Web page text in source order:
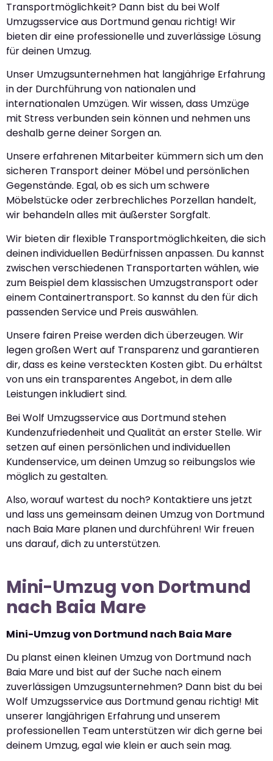
Transportmöglichkeit? Dann bist du bei Wolf
Umzugsservice aus Dortmund genau richtig! Wir
bieten dir eine professionelle und zuverlässige Lösung
für deinen Umzug.
Unser Umzugsunternehmen hat langjährige Erfahrung
in der Durchführung von nationalen und
internationalen Umzügen. Wir wissen, dass Umzüge
mit Stress verbunden sein können und nehmen uns
deshalb gerne deiner Sorgen an.
Unsere erfahrenen Mitarbeiter kümmern sich um den
sicheren Transport deiner Möbel und persönlichen
Gegenstände. Egal, ob es sich um schwere
Möbelstücke oder zerbrechliches Porzellan handelt,
wir behandeln alles mit äußerster Sorgfalt.
Wir bieten dir flexible Transportmöglichkeiten, die sich
deinen individuellen Bedürfnissen anpassen. Du kannst
zwischen verschiedenen Transportarten wählen, wie
zum Beispiel dem klassischen Umzugstransport oder
einem Containertransport. So kannst du den für dich
passenden Service und Preis auswählen.
Unsere fairen Preise werden dich überzeugen. Wir
legen großen Wert auf Transparenz und garantieren
dir, dass es keine versteckten Kosten gibt. Du erhältst
von uns ein transparentes Angebot, in dem alle
Leistungen inkludiert sind.
Bei Wolf Umzugsservice aus Dortmund stehen
Kundenzufriedenheit und Qualität an erster Stelle. Wir
setzen auf einen persönlichen und individuellen
Kundenservice, um deinen Umzug so reibungslos wie
möglich zu gestalten.
Also, worauf wartest du noch? Kontaktiere uns jetzt
und lass uns gemeinsam deinen Umzug von Dortmund
nach Baia Mare planen und durchführen! Wir freuen
uns darauf, dich zu unterstützen.
Mini-Umzug von Dortmund
nach Baia Mare
Mini-Umzug von Dortmund nach Baia Mare
Du planst einen kleinen Umzug von Dortmund nach
Baia Mare und bist auf der Suche nach einem
zuverlässigen Umzugsunternehmen? Dann bist du bei
Wolf Umzugsservice aus Dortmund genau richtig! Mit
unserer langjährigen Erfahrung und unserem
professionellen Team unterstützen wir dich gerne bei
deinem Umzug, egal wie klein er auch sein mag.